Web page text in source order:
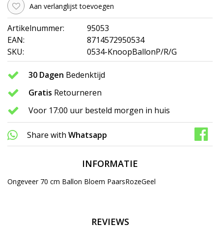
Aan verlanglijst toevoegen
Artikelnummer:
95053
EAN:
8714572950534
SKU:
0534-KnoopBallonP/R/G
30 Dagen Bedenktijd
Gratis Retourneren
Voor 17:00 uur besteld morgen in huis
Share with Whatsapp
INFORMATIE
Ongeveer 70 cm Ballon Bloem PaarsRozeGeel
REVIEWS